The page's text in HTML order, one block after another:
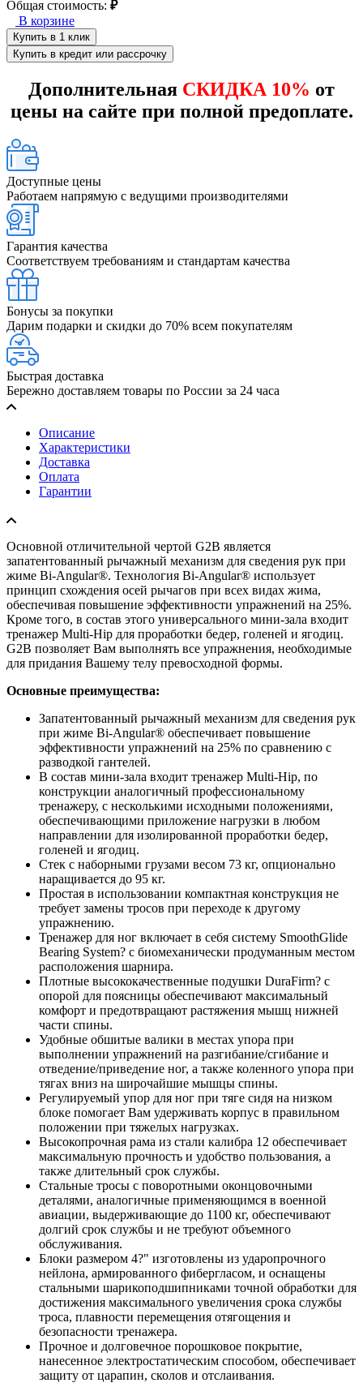
Общая стоимость: ₽
В корзине
Купить в 1 клик
Купить в кредит или рассрочку
Дополнительная СКИДКА 10% от
цены на сайте при полной предоплате.
Доступные цены
Работаем напрямую с ведущими производителями
Гарантия качества
Соответствуем требованиям и стандартам качества
Бонусы за покупки
Дарим подарки и скидки до 70% всем покупателям
Быстрая доставка
Бережно доставляем товары по России за 24 часа
Описание
Характеристики
Доставка
Оплата
Гарантии
Основной отличительной чертой G2B является
запатентованный рычажный механизм для сведения рук при
жиме Bi-Angular®. Технология Bi-Angular® использует
принцип схождения осей рычагов при всех видах жима,
обеспечивая повышение эффективности упражнений на 25%.
Кроме того, в состав этого универсального мини-зала входит
тренажер Multi-Hip для проработки бедер, голеней и ягодиц.
G2B позволяет Вам выполнять все упражнения, необходимые
для придания Вашему телу превосходной формы.
Основные преимущества:
Запатентованный рычажный механизм для сведения рук
при жиме Bi-Angular® обеспечивает повышение
эффективности упражнений на 25% по сравнению с
разводкой гантелей.
В состав мини-зала входит тренажер Multi-Hip, по
конструкции аналогичный профессиональному
тренажеру, с несколькими исходными положениями,
обеспечивающими приложение нагрузки в любом
направлении для изолированной проработки бедер,
голеней и ягодиц.
Стек с наборными грузами весом 73 кг, опционально
наращивается до 95 кг.
Простая в использовании компактная конструкция не
требует замены тросов при переходе к другому
упражнению.
Тренажер для ног включает в себя систему SmoothGlide
Bearing System? c биомеханически продуманным местом
расположения шарнира.
Плотные высококачественные подушки DuraFirm? с
опорой для поясницы обеспечивают максимальный
комфорт и предотвращают растяжения мышц нижней
части спины.
Удобные обшитые валики в местах упора при
выполнении упражнений на разгибание/сгибание и
отведение/приведение ног, а также коленного упора при
тягах вниз на широчайшие мышцы спины.
Регулируемый упор для ног при тяге сидя на низком
блоке помогает Вам удерживать корпус в правильном
положении при тяжелых нагрузках.
Высокопрочная рама из стали калибра 12 обеспечивает
максимальную прочность и удобство пользования, а
также длительный срок службы.
Стальные тросы с поворотными оконцовочными
деталями, аналогичные применяющимся в военной
авиации, выдерживающие до 1100 кг, обеспечивают
долгий срок службы и не требуют объемного
обслуживания.
Блоки размером 4?" изготовлены из ударопрочного
нейлона, армированного фибергласом, и оснащены
стальными шарикоподшипниками точной обработки для
достижения максимального увеличения срока службы
троса, плавности перемещения отягощения и
безопасности тренажера.
Прочное и долговечное порошковое покрытие,
нанесенное электростатическим способом, обеспечивает
защиту от царапин, сколов и отслаивания.